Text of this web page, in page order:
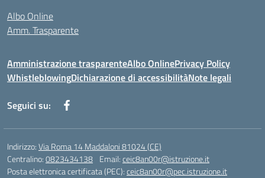
Albo Online
Amm. Trasparente
Amministrazione trasparenteAlbo OnlinePrivacy Policy
WhistleblowingDichiarazione di accessibilitàNote legali
Seguici su:
Indirizzo:Via Roma 14 Maddaloni 81024 (CE)
Centralino:0823434138 Email:ceic8an00r@istruzione.it
Posta elettronica certificata (PEC):ceic8an00r@pec.istruzione.it